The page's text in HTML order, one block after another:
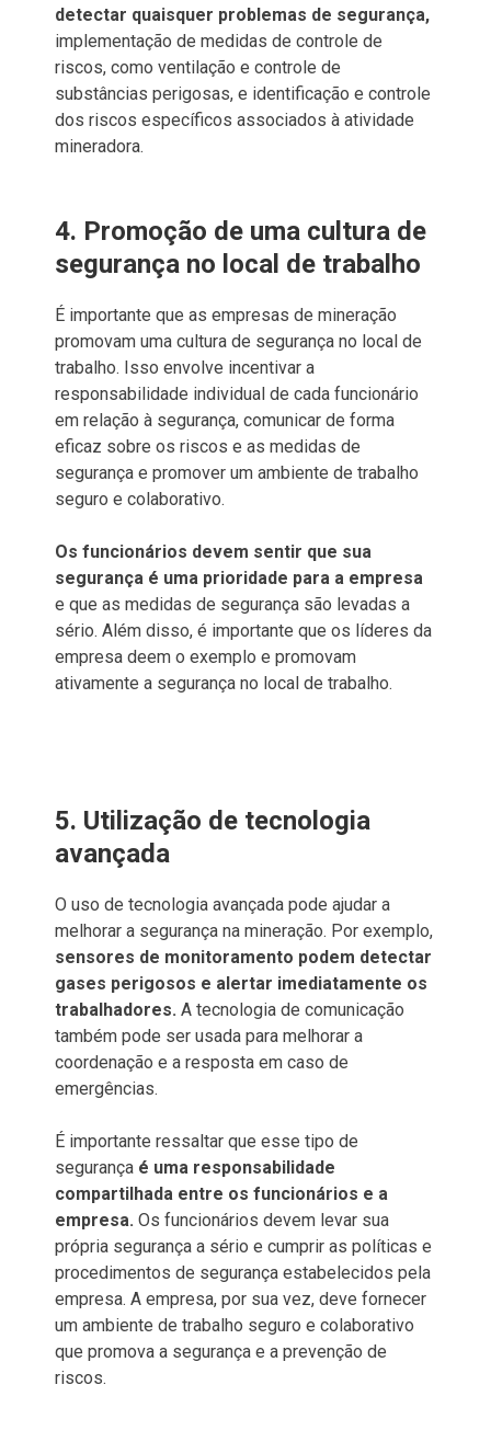
detectar quaisquer problemas de segurança,
implementação de medidas de controle de
riscos, como ventilação e controle de
substâncias perigosas, e identificação e controle
dos riscos específicos associados à atividade
mineradora.
4. Promoção de uma cultura de
segurança no local de trabalho
É importante que as empresas de mineração
promovam uma cultura de segurança no local de
trabalho. Isso envolve incentivar a
responsabilidade individual de cada funcionário
em relação à segurança, comunicar de forma
eficaz sobre os riscos e as medidas de
segurança e promover um ambiente de trabalho
seguro e colaborativo.
Os funcionários devem sentir que sua
segurança é uma prioridade para a empresa
e que as medidas de segurança são levadas a
sério. Além disso, é importante que os líderes da
empresa deem o exemplo e promovam
ativamente a segurança no local de trabalho.
5. Utilização de tecnologia
avançada
O uso de tecnologia avançada pode ajudar a
melhorar a segurança na mineração. Por exemplo,
sensores de monitoramento podem detectar
gases perigosos e alertar imediatamente os
trabalhadores. A tecnologia de comunicação
também pode ser usada para melhorar a
coordenação e a resposta em caso de
emergências.
É importante ressaltar que esse tipo de
segurança é uma responsabilidade
compartilhada entre os funcionários e a
empresa. Os funcionários devem levar sua
própria segurança a sério e cumprir as políticas e
procedimentos de segurança estabelecidos pela
empresa. A empresa, por sua vez, deve fornecer
um ambiente de trabalho seguro e colaborativo
que promova a segurança e a prevenção de
riscos.